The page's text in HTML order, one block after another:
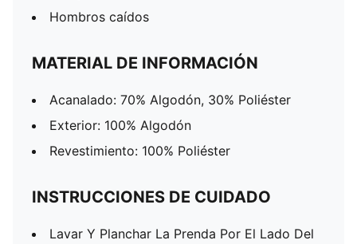
Hombros caídos
MATERIAL DE INFORMACIÓN
Acanalado: 70% Algodón, 30% Poliéster
Exterior: 100% Algodón
Revestimiento: 100% Poliéster
INSTRUCCIONES DE CUIDADO
Lavar Y Planchar La Prenda Por El Lado Del